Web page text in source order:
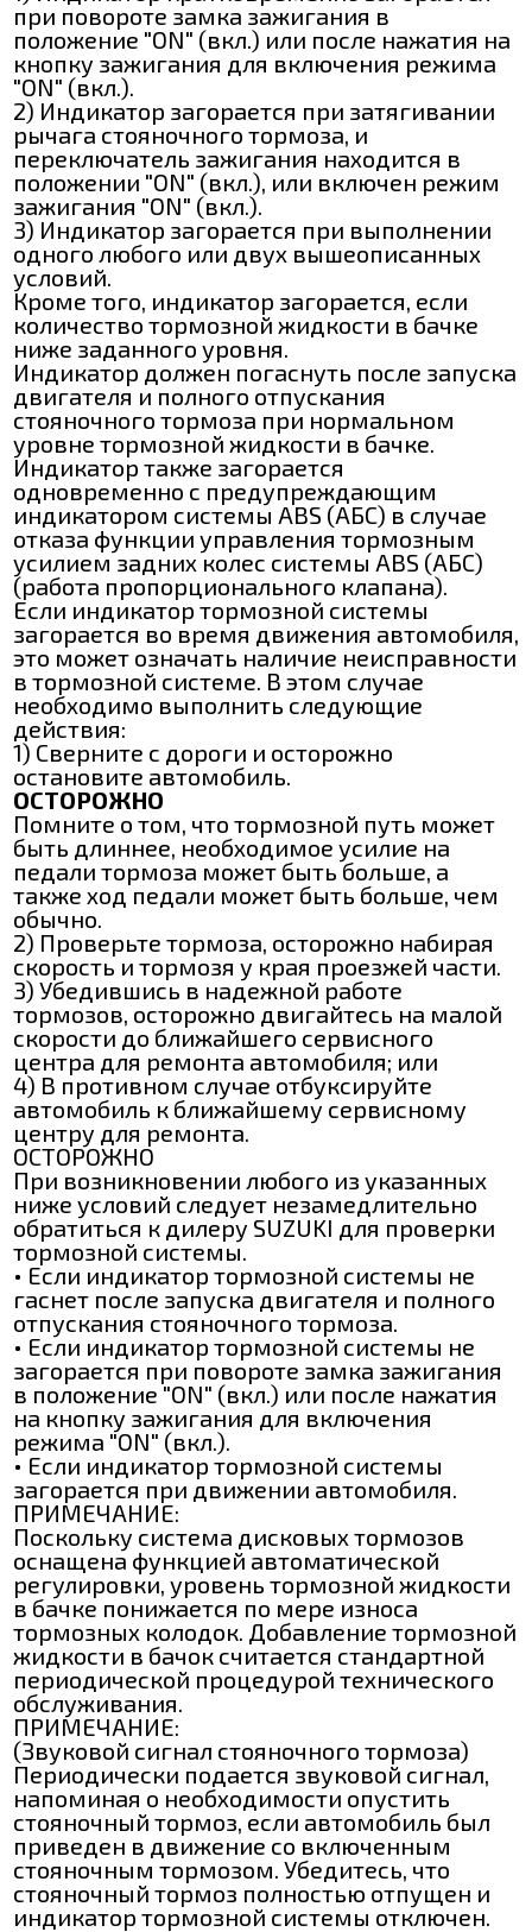
при повороте замка зажигания в
положение "ON" (вкл.) или после нажатия на
кнопку зажигания для включения режима
"ON" (вкл.).
2) Индикатор загорается при затягивании
рычага стояночного тормоза, и
переключатель зажигания находится в
положении "ON" (вкл.), или включен режим
зажигания "ON" (вкл.).
3) Индикатор загорается при выполнении
одного любого или двух вышеописанных
условий.
Кроме того, индикатор загорается, если
количество тормозной жидкости в бачке
ниже заданного уровня.
Индикатор должен погаснуть после запуска
двигателя и полного отпускания
стояночного тормоза при нормальном
уровне тормозной жидкости в бачке.
Индикатор также загорается
одновременно с предупреждающим
индикатором системы ABS (АБС) в случае
отказа функции управления тормозным
усилием задних колес системы ABS (АБС)
(работа пропорционального клапана).
Если индикатор тормозной системы
загорается во время движения автомобиля,
это может означать наличие неисправности
в тормозной системе. В этом случае
необходимо выполнить следующие
действия:
1) Сверните с дороги и осторожно
остановите автомобиль.
ОСТОРОЖНО
Помните о том, что тормозной путь может
быть длиннее, необходимое усилие на
педали тормоза может быть больше, а
также ход педали может быть больше, чем
обычно.
2) Проверьте тормоза, осторожно набирая
скорость и тормозя у края проезжей части.
3) Убедившись в надежной работе
тормозов, осторожно двигайтесь на малой
скорости до ближайшего сервисного
центра для ремонта автомобиля; или
4) В противном случае отбуксируйте
автомобиль к ближайшему сервисному
центру для ремонта.
ОСТОРОЖНО
При возникновении любого из указанных
ниже условий следует незамедлительно
обратиться к дилеру SUZUKI для проверки
тормозной системы.
• Если индикатор тормозной системы не
гаснет после запуска двигателя и полного
отпускания стояночного тормоза.
• Если индикатор тормозной системы не
загорается при повороте замка зажигания
в положение "ON" (вкл.) или после нажатия
на кнопку зажигания для включения
режима "ON" (вкл.).
• Если индикатор тормозной системы
загорается при движении автомобиля.
ПРИМЕЧАНИЕ:
Поскольку система дисковых тормозов
оснащена функцией автоматической
регулировки, уровень тормозной жидкости
в бачке понижается по мере износа
тормозных колодок. Добавление тормозной
жидкости в бачок считается стандартной
периодической процедурой технического
обслуживания.
ПРИМЕЧАНИЕ:
(Звуковой сигнал стояночного тормоза)
Периодически подается звуковой сигнал,
напоминая о необходимости опустить
стояночный тормоз, если автомобиль был
приведен в движение со включенным
стояночным тормозом. Убедитесь, что
стояночный тормоз полностью отпущен и
индикатор тормозной системы отключен.